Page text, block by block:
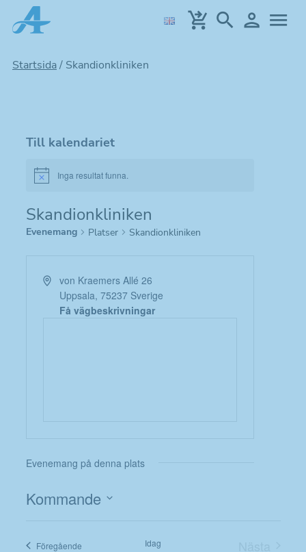
Hoppa
till
Startsida/ Skandionkliniken
Till kalendariet
Notice Inga resultat funna.
Skandionkliniken
Evenemang Platser Skandionkliniken
Adressvon Kraemers Allé 26
Uppsala, 75237 Sverige
Få vägbeskrivningar
Evenemang på denna plats
Kommande
FöregåendeEvenemang Idag